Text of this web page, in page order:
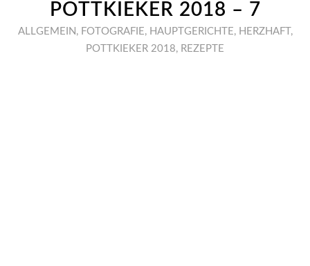
POTTKIEKER 2018 – 7
ALLGEMEIN , FOTOGRAFIE, HAUPTGERICHTE, HERZHAFT ,
POTTKIEKER 2018, REZEPTE